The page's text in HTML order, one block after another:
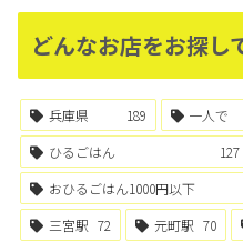
どんなお店をお探し
兵庫県 189 一人で
ひるごはん
127
おひるごはん1000円以下
三宮駅 72 元町駅 70